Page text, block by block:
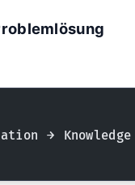
→ Knowledge